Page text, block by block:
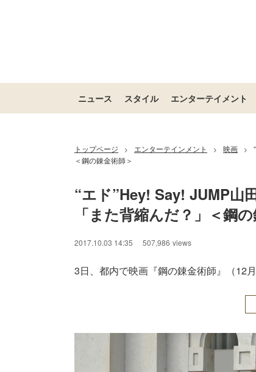
ニュース スタイル エンターテイメント
トップページ > エンターテインメント > 映画 >
＜鋼の錬金術師＞
“エド”Hey! Say! JUMP山
「また背縮んだ？」＜鋼
2017.10.03 14:35 507,986 views
3日、都内で映画『鋼の錬金術師』（12